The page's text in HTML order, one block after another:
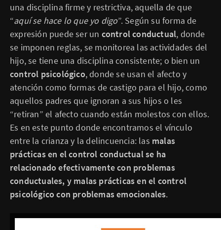
una disciplina firme y restrictiva, aquella de que
“aquí se hace lo que yo digo”. Según su forma de
expresión puede ser un control conductual, donde
se imponen reglas, se monitorea las actividades del
hijo, se tiene una disciplina consistente; o bien un
control psicológico, donde se usan el afecto y
atención como formas de castigo para el hijo, como
aquellos padres que ignoran a sus hijos o les
“retiran” el afecto cuando están molestos con ellos.
Es en este punto donde encontramos el vínculo
entre la crianza y la delincuencia: las malas
prácticas en el control conductual se ha
relacionado efectivamente con problemas
conductuales, y malas prácticas en el control
psicológico con problemas emocionales.